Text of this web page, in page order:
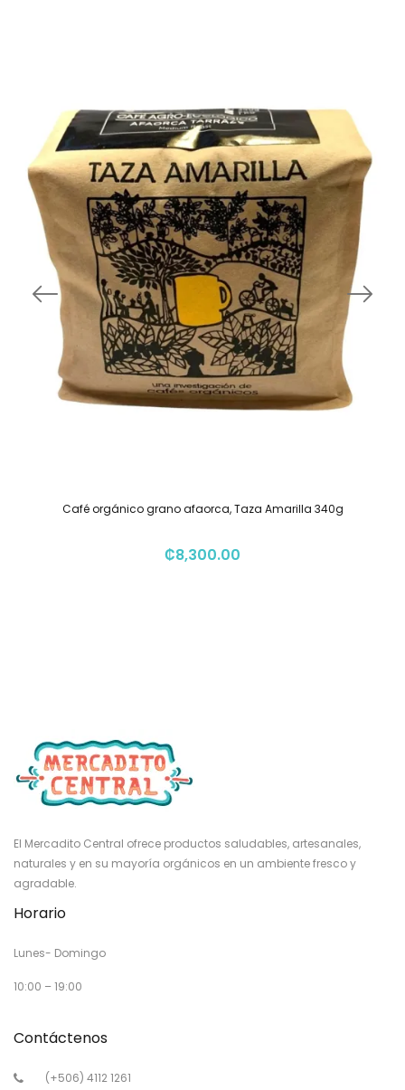
Café orgánico grano afaorca, Taza Amarilla 340g
₡8,300.00
El Mercadito Central ofrece productos saludables, artesanales,
naturales y en su mayoría orgánicos en un ambiente fresco y
agradable.
Horario
Lunes- Domingo
10:00 – 19:00
Contáctenos
(+506) 4112 1261